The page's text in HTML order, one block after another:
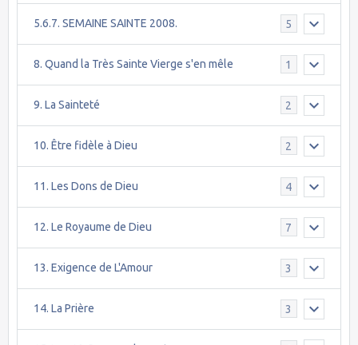
5.6.7. SEMAINE SAINTE 2008. 5
8. Quand la Très Sainte Vierge s'en mêle 1
9. La Sainteté 2
10. Être fidèle à Dieu 2
11. Les Dons de Dieu 4
12. Le Royaume de Dieu 7
13. Exigence de L'Amour 3
14. La Prière 3